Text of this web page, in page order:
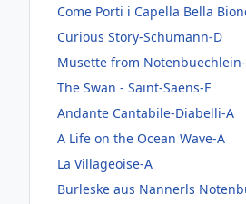
Come Porti i Capella Bella
Curious Story-Schumann-D
Musette from
The Swan - Saint-Saens-F
Andante Cantabile-Diabelli-A
A Life on the Ocean Wave-A
La Villageoise-A
Burleske aus Nannerls